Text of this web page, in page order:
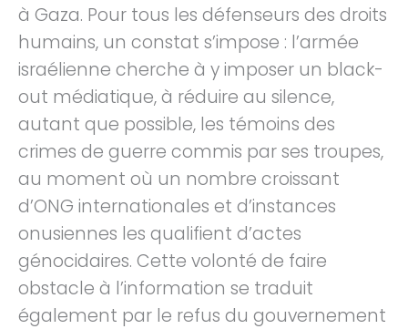
à Gaza. Pour tous les défenseurs des droits
humains, un constat s’impose : l’armée
israélienne cherche à y imposer un black-
out médiatique, à réduire au silence,
autant que possible, les témoins des
crimes de guerre commis par ses troupes,
au moment où un nombre croissant
d’ONG internationales et d’instances
onusiennes les qualifient d’actes
génocidaires. Cette volonté de faire
obstacle à l’information se traduit
également par le refus du gouvernement